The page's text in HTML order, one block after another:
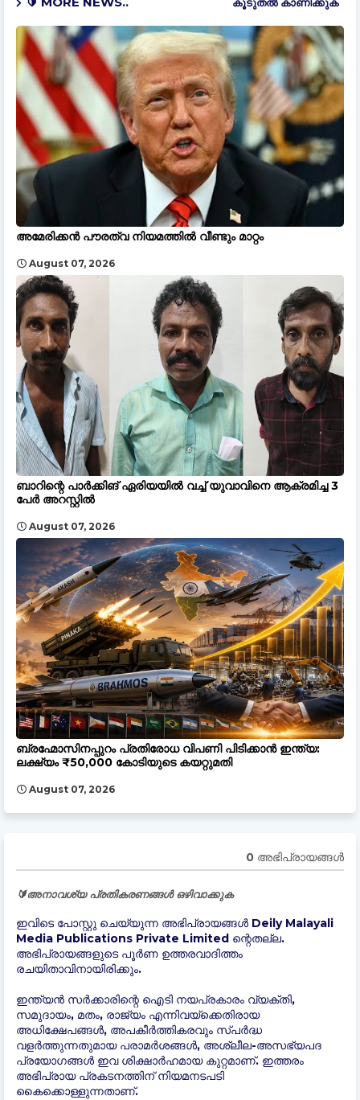
അമേരിക്കൻ പൗരത്വ നിയമത്തിൽ വീണ്ടും മാറ്റം
August 07, 2026
ബാറിന്റെ പാർക്കിങ് ഏരിയയിൽ വച്ച് യുവാവിനെ ആക്രമിച്ച 3
പേർ അറസ്റ്റിൽ
August 07, 2026
ബ്രഹ്മോസിനപ്പുറം പ്രതിരോധ വിപണി പിടിക്കാൻ ഇന്ത്യ:
ലക്ഷ്യം ₹50,000 കോടിയുടെ കയറ്റുമതി
August 07, 2026
0 അഭിപ്രായങ്ങള്‍
🔰അനാവശ്യ പ്രതികരണങ്ങൾ ഒഴിവാക്കുക
ഇവിടെ പോസ്റ്റു ചെയ്യുന്ന അഭിപ്രായങ്ങൾ Deily Malayali
Media Publications Private Limited ന്റെതല്ല.
അഭിപ്രായങ്ങളുടെ പൂർണ ഉത്തരവാദിത്തം
രചയിതാവിനായിരിക്കും.
ഇന്ത്യന്‍ സർക്കാരിന്റെ ഐടി നയപ്രകാരം വ്യക്തി,
സമുദായം, മതം, രാജ്യം എന്നിവയ്ക്കെതിരായ
അധിക്ഷേപങ്ങൾ, അപകീർത്തികരവും സ്പർദ്ധ
വളർത്തുന്നതുമായ പരാമർശങ്ങൾ, അശ്ലീല-അസഭ്യപദ
പ്രയോഗങ്ങൾ ഇവ ശിക്ഷാർഹമായ കുറ്റമാണ്. ഇത്തരം
അഭിപ്രായ പ്രകടനത്തിന് നിയമനടപടി
കൈക്കൊള്ളുന്നതാണ്.